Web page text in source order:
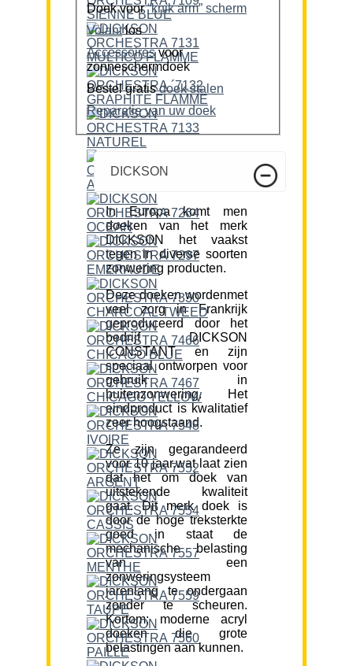
Doek voor
“knik arm” scherm
Volantlos
Accessoiresvoor
zonneschermdoek
Bestel gratis doek stalen
Reparatie van uw doek
DICKSON
In Europa komt men
doeken van het merk
DICKSON het vaakst
tegen in diverse soorten
zonwering producten.
Deze doeken wordenmet
veel zorg in Frankrijk
geproduceerd door het
bedrijf DICKSON
CONSTANT en zijn
speciaal ontworpen voor
gebruik in
buitenzonwering. Het
eindproduct is kwalitatief
zeer hoogstaand.
Ze zijn gegarandeerd
voor 10 jaar,wat laat zien
dat het om doek van
uitstekende kwaliteit
gaat. Dit merk doek is
door de hoge treksterkte
goed in staat de
mechanische belasting
van een
zonweringsysteem
jarenlang te ondergaan
zonder te scheuren.
Kortom; moderne acryl
doeken die grote
belastingen aan kunnen.